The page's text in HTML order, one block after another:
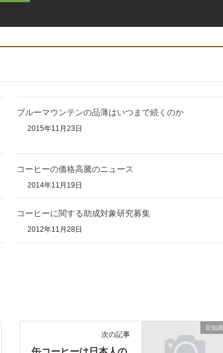
ブルーマウンテンの品薄はいつまで続くのか
2015年11月23日
コーヒーの価格高騰のニュース
2014年11月19日
コーヒーに関する助成対象研究募集
2012年11月28日
豆知識
次の記事